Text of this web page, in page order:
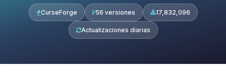
CurseForge 56 versiones 17,832,096
Actualizaciones diarias